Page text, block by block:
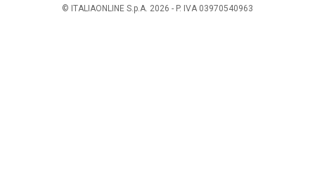
© ITALIAONLINE S.p.A. 2026 - P. IVA 03970540963